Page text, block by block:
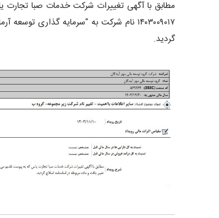
مطابق با آگهی تغییرات شرکت خدمات صبا
۱۴۰۳۰۰۹۰۱۷ نام شرکت به "سرمایه گذاری
گردید.